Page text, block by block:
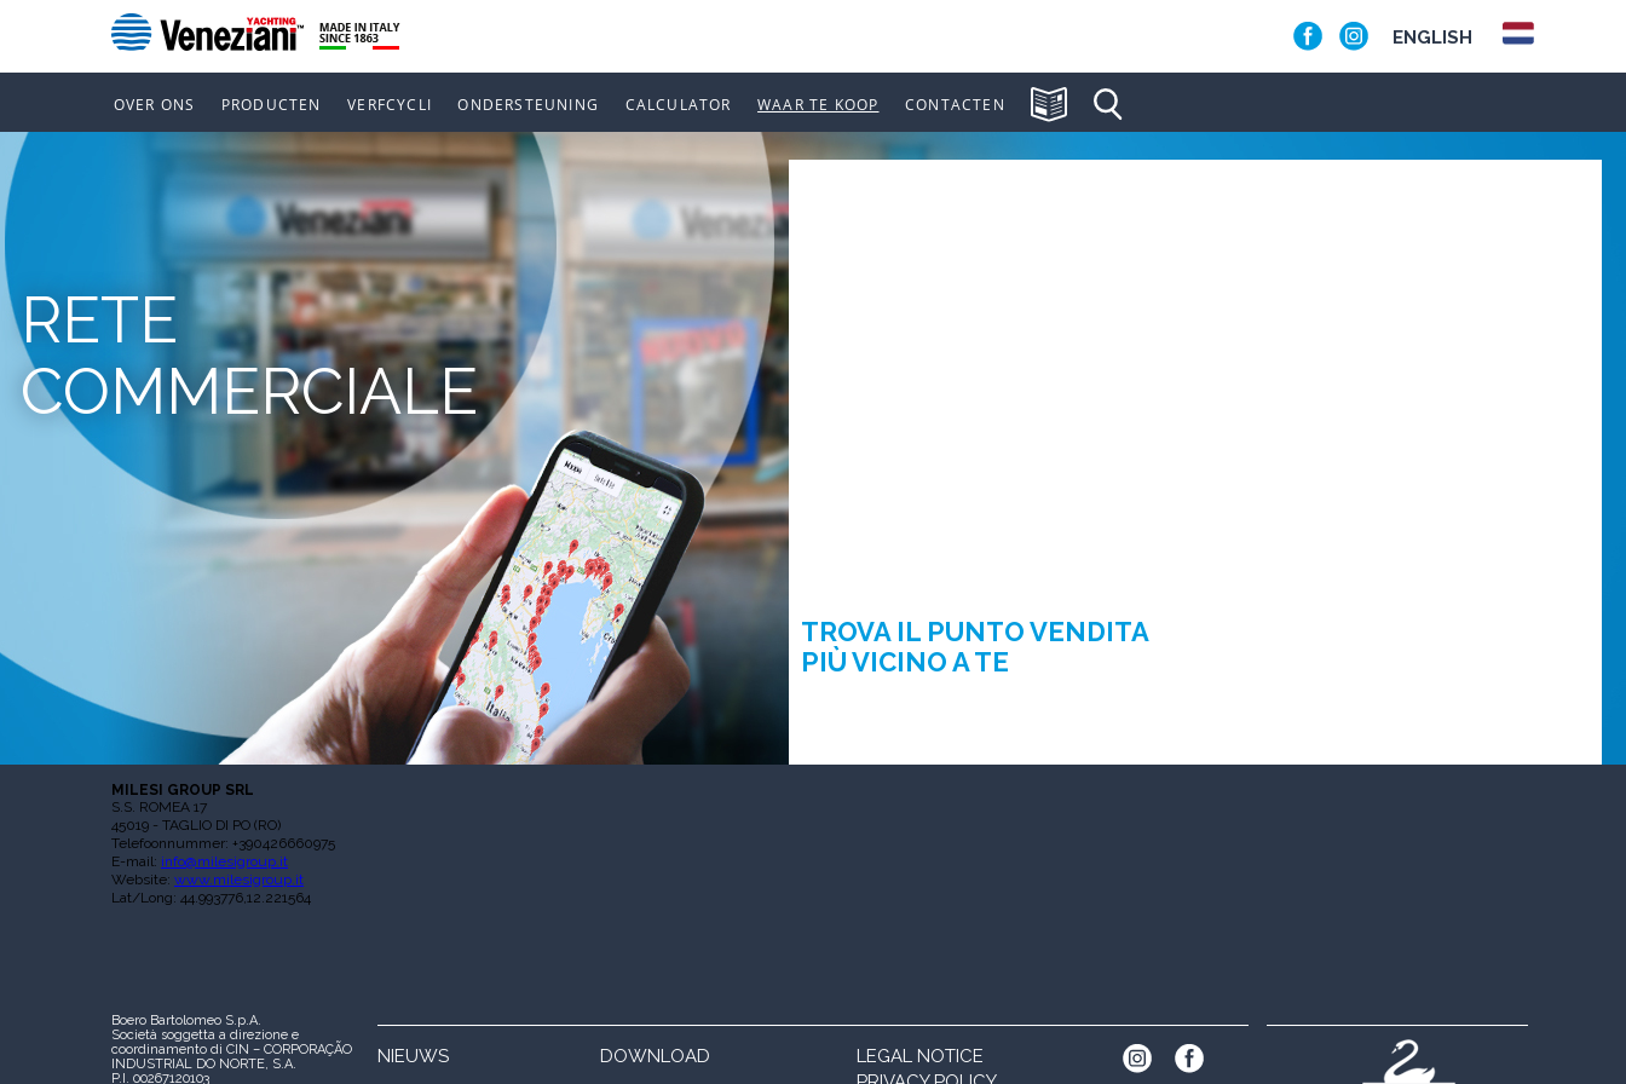
ENGLISH
OVER ONS PRODUCTEN VERFCYCLI ONDERSTEUNING CALCULATOR WAAR TE KOOP CONTACTEN
RETE
COMMERCIALE
TROVA IL PUNTO VENDITA
PIÙ VICINO A TE
MILESI GROUP SRL
S.S. ROMEA 17
45019 - TAGLIO DI PO (RO)
Telefoonnummer: +390426660975
E-mail: info@milesigroup.it
Website: www.milesigroup.it
Lat/Long: 44.993776,12.221564
Boero Bartolomeo S.p.A.
Società soggetta a direzione e
coordinamento di CIN – CORPORAÇÃO
INDUSTRIAL DO NORTE, S.A.
P.I. 00267120103
NIEUWS DOWNLOAD
LEGAL NOTICE